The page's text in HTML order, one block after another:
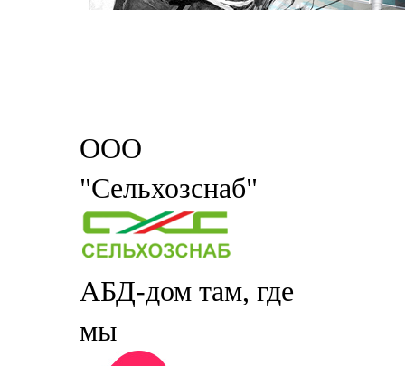
ООО
"Сельхозснаб"
АБД-дом там, где
мы